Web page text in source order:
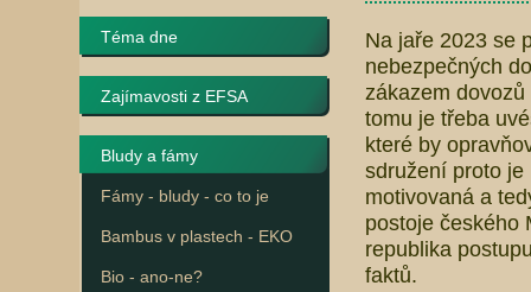
Téma dne
Zajímavosti z EFSA
Bludy a fámy
Fámy - bludy - co to je
Bambus v plastech - EKO
Bio - ano-ne?
Na jaře 2023 se
nebezpečných
zákazem
tomu je třeba
které by
sdružení proto je
motivovaná a
postoje českého
republika
faktů.